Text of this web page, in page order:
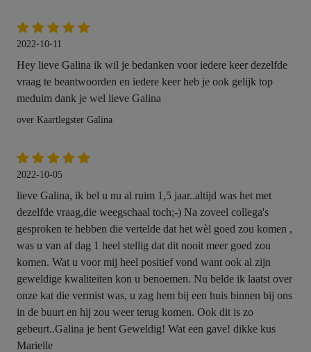
2022-10-11
Hey lieve Galina ik wil je bedanken voor iedere keer dezelfde
vraag te beantwoorden en iedere keer heb je ook gelijk top
meduim dank je wel lieve Galina
over Kaartlegster Galina
2022-10-05
lieve Galina, ik bel u nu al ruim 1,5 jaar..altijd was het met
dezelfde vraag,die weegschaal toch;-) Na zoveel collega's
gesproken te hebben die vertelde dat het wèl goed zou komen ,
was u van af dag 1 heel stellig dat dit nooit meer goed zou
komen. Wat u voor mij heel positief vond want ook al zijn
geweldige kwaliteiten kon u benoemen. Nu belde ik laatst over
onze kat die vermist was, u zag hem bij een huis binnen bij ons
in de buurt en hij zou weer terug komen. Ook dit is zo
gebeurt..Galina je bent Geweldig! Wat een gave! dikke kus
Marielle